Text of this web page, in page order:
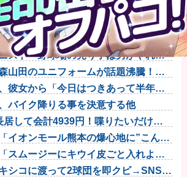
ん、お●ぱいを触られてしまうｗｗｗ
田が暑さ対策でユニ一新 ボタン廃
ロ初4番抜擢！2塁打＆マルチで躍
スト「野球場の売り子は男がやれ！
山田のユニフォームが話題沸騰！称
彼女から「今日はつきあって半年の
バイク降りる事を決意する他
居して会計4939円！喋りたいだけな
イオンモール熊本の爆心地に”こんな
スムージーにキウイ皮ごと入れよ。
シコに渡って2球団を即クビ→SNS更